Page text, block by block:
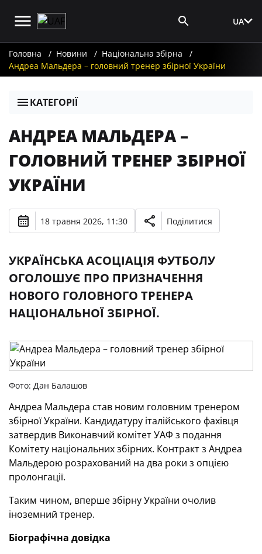
UA
Головна Новини
Національна збірна
Андреа Мальдера – головний тренер збірної України
КАТЕГОРІЇ
АНДРЕА МАЛЬДЕРА –
ГОЛОВНИЙ ТРЕНЕР ЗБІРНОЇ
УКРАЇНИ
18 травня 2026, 11:30 Поділитися
УКРАЇНСЬКА АСОЦІАЦІЯ ФУТБОЛУ
ОГОЛОШУЄ ПРО ПРИЗНАЧЕННЯ
НОВОГО ГОЛОВНОГО ТРЕНЕРА
НАЦІОНАЛЬНОЇ ЗБІРНОЇ.
Фото: Дан Балашов
Андреа Мальдера став новим головним тренером
збірної України. Кандидатуру італійського фахівця
затвердив Виконавчий комітет УАФ з подання
Комітету національних збірних. Контракт з Андреа
Мальдерою розрахований на два роки з опцією
пролонгації.
Таким чином, вперше збірну України очолив
іноземний тренер.
Біографічна довідка